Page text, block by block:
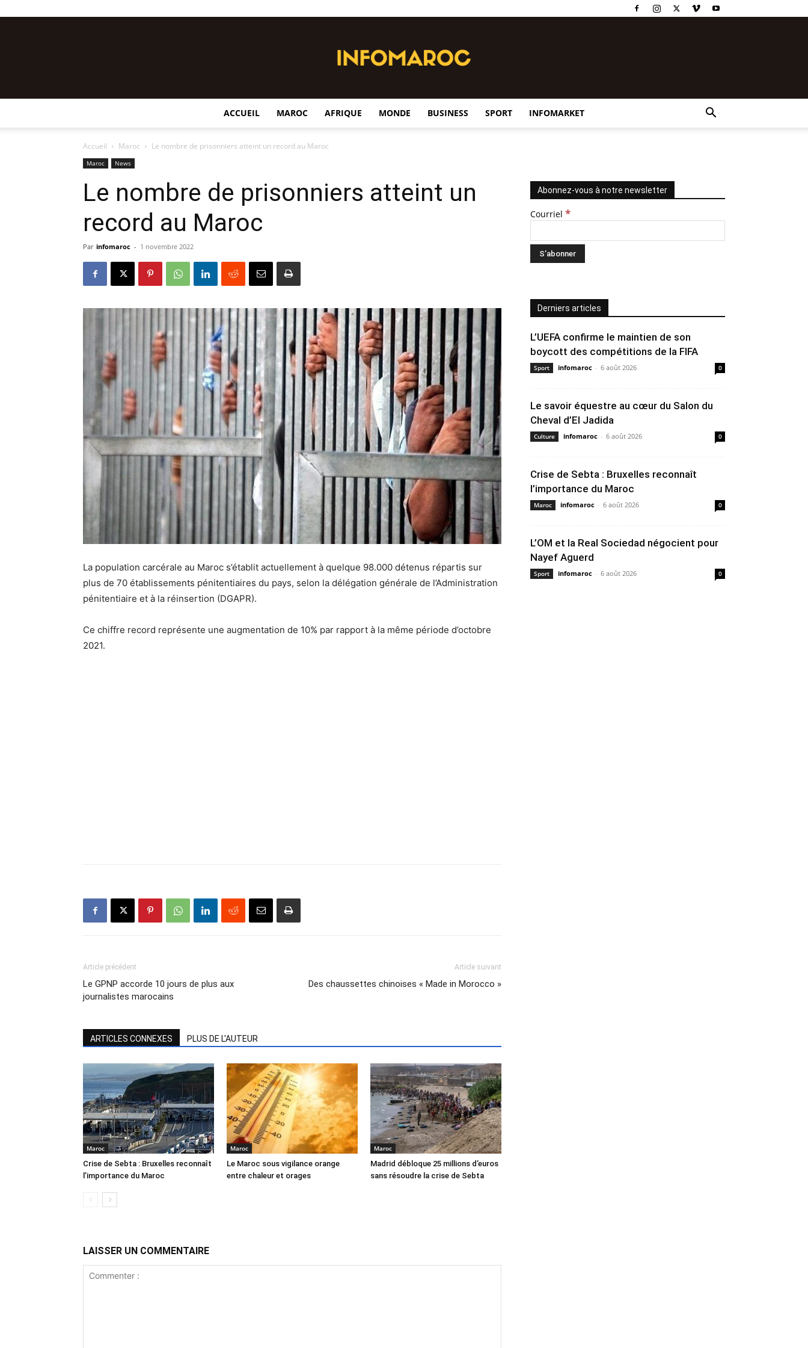
ACCUEIL MAROC AFRIQUE MONDE BUSINESS SPORT INFOMARKET
Accueil Maroc Le nombre de prisonniers atteint un record au Maroc
Maroc News
Le nombre de prisonniers atteint un
record au Maroc
Par infomaroc - 1 novembre 2022
La population carcérale au Maroc s’établit actuellement à quelque 98.000 détenus répartis sur
plus de 70 établissements pénitentiaires du pays, selon la délégation générale de l’Administration
pénitentiaire et à la réinsertion (DGAPR).
Ce chiffre record représente une augmentation de 10% par rapport à la même période d’octobre
2021.
Article précédent
Le GPNP accorde 10 jours de plus aux
journalistes marocains
Article suivant
Des chaussettes chinoises « Made in Morocco »
ARTICLES CONNEXES PLUS DE L'AUTEUR
Maroc
Crise de Sebta : Bruxelles reconnaît
l’importance du Maroc
Maroc
Le Maroc sous vigilance orange
entre chaleur et orages
Maroc
Madrid débloque 25 millions d’euros
sans résoudre la crise de Sebta
LAISSER UN COMMENTAIRE
Abonnez-vous à notre newsletter
Courriel *
Derniers articles
L’UEFA confirme le maintien de son
boycott des compétitions de la FIFA
Sport infomaroc - 6 août 2026 0
Le savoir équestre au cœur du Salon du
Cheval d’El Jadida
Culture infomaroc - 6 août 2026 0
Crise de Sebta : Bruxelles reconnaît
l’importance du Maroc
Maroc infomaroc - 6 août 2026 0
L’OM et la Real Sociedad négocient pour
Nayef Aguerd
Sport infomaroc - 6 août 2026 0